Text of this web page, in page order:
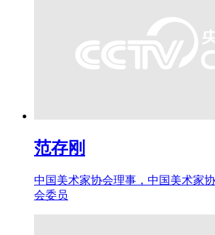
范存刚
中国美术家协会理事，中国美术家
会委员